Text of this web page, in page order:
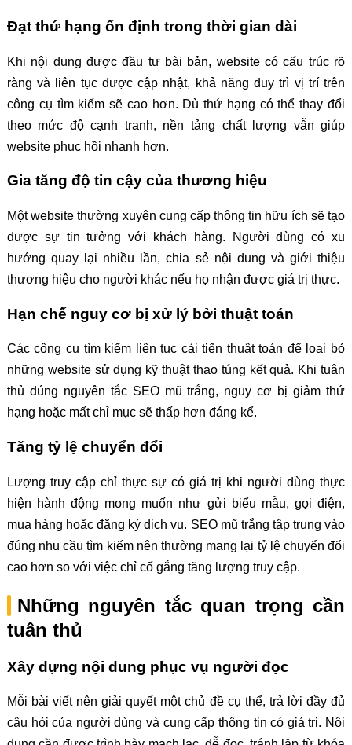
Đạt thứ hạng ổn định trong thời gian dài
Khi nội dung được đầu tư bài bản, website có cấu trúc rõ
ràng và liên tục được cập nhật, khả năng duy trì vị trí trên
công cụ tìm kiếm sẽ cao hơn. Dù thứ hạng có thể thay đổi
theo mức độ cạnh tranh, nền tảng chất lượng vẫn giúp
website phục hồi nhanh hơn.
Gia tăng độ tin cậy của thương hiệu
Một website thường xuyên cung cấp thông tin hữu ích sẽ tạo
được sự tin tưởng với khách hàng. Người dùng có xu
hướng quay lại nhiều lần, chia sẻ nội dung và giới thiệu
thương hiệu cho người khác nếu họ nhận được giá trị thực.
Hạn chế nguy cơ bị xử lý bởi thuật toán
Các công cụ tìm kiếm liên tục cải tiến thuật toán để loại bỏ
những website sử dụng kỹ thuật thao túng kết quả. Khi tuân
thủ đúng nguyên tắc SEO mũ trắng, nguy cơ bị giảm thứ
hạng hoặc mất chỉ mục sẽ thấp hơn đáng kể.
Tăng tỷ lệ chuyển đổi
Lượng truy cập chỉ thực sự có giá trị khi người dùng thực
hiện hành động mong muốn như gửi biểu mẫu, gọi điện,
mua hàng hoặc đăng ký dịch vụ. SEO mũ trắng tập trung vào
đúng nhu cầu tìm kiếm nên thường mang lại tỷ lệ chuyển đổi
cao hơn so với việc chỉ cố gắng tăng lượng truy cập.
Những nguyên tắc quan trọng cần
tuân thủ
Xây dựng nội dung phục vụ người đọc
Mỗi bài viết nên giải quyết một chủ đề cụ thể, trả lời đầy đủ
câu hỏi của người dùng và cung cấp thông tin có giá trị. Nội